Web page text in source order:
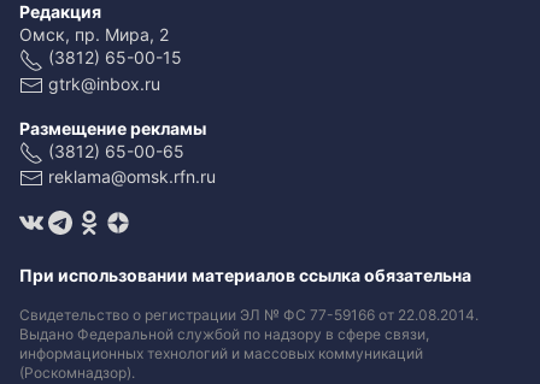
Редакция
Омск, пр. Мира, 2
(3812) 65-00-15
gtrk@inbox.ru
Размещение рекламы
(3812) 65-00-65
reklama@omsk.rfn.ru
При использовании материалов ссылка обязательна
Свидетельство о регистрации ЭЛ № ФС 77-59166 от 22.08.2014.
Выдано Федеральной службой по надзору в сфере связи,
информационных технологий и массовых коммуникаций
(Роскомнадзор).